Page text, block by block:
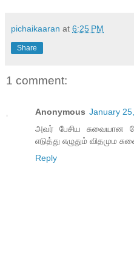
pichaikaaran at 6:25 PM
Share
1 comment:
Anonymous January
அவர் பேசிய சுவையான
எடுத்து எழுதும் விதமும
Reply